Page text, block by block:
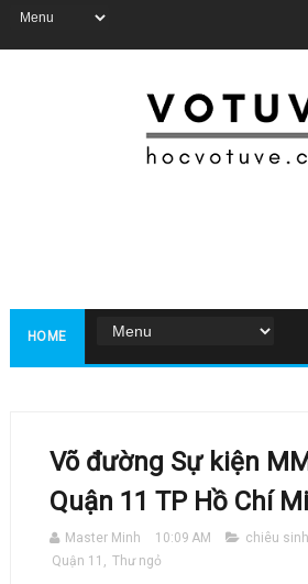
HOME
Võ đường Sự kiện
Quận 11 TP Hồ Chí
Master Minh 10:09 AM chiêu sinh
Quận 11 , Thư ngỏ